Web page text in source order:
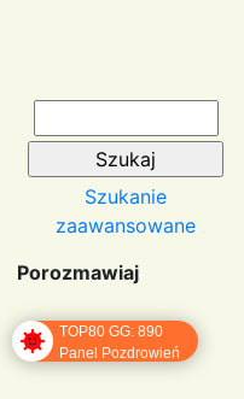
Szukanie
zaawansowane
Porozmawiaj
TOP80 GG: 890
Panel Pozdrowień